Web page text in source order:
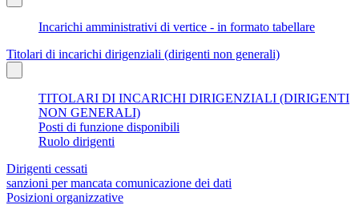
Incarichi amministrativi di vertice - in formato tabellare
Titolari di incarichi dirigenziali (dirigenti non generali)
TITOLARI DI INCARICHI DIRIGENZIALI (DIRIGENTI
NON GENERALI)
Posti di funzione disponibili
Ruolo dirigenti
Dirigenti cessati
sanzioni per mancata comunicazione dei dati
Posizioni organizzative